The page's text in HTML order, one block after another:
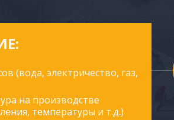
(вода, электричество, газ,
на производстве
температуры и т.д.)